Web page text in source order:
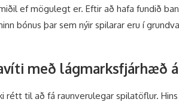
ef mögulegt er. Eftir að hafa fundið
bónus þar sem nýir spilarar eru í
með lágmarksfjárhæð
til að fá raunverulegar spilatöflur.